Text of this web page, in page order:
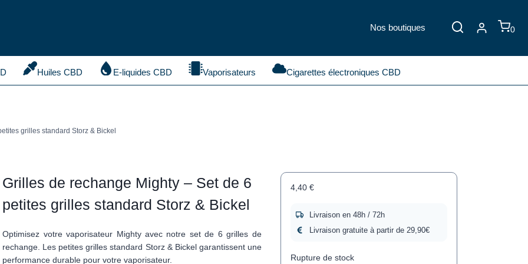
Nos boutiques 0
Huiles CBD E-liquides CBD Vaporisateurs Cigarettes électroniques CBD
grilles standard Storz & Bickel
Grilles de rechange Mighty – Set de 6
petites grilles standard Storz & Bickel
Optimisez votre vaporisateur Mighty avec notre set de 6 grilles de
rechange. Les petites grilles standard Storz & Bickel garantissent une
performance durable pour votre vaporisateur.
4,40 €
Livraison en 48h / 72h
Livraison gratuite à partir de 29,90€
Rupture de stock